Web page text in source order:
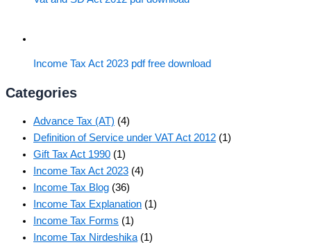
Income Tax Act 2023 pdf free download
Categories
Advance Tax (AT) (4)
Definition of Service under VAT Act 2012 (1)
Gift Tax Act 1990 (1)
Income Tax Act 2023 (4)
Income Tax Blog (36)
Income Tax Explanation (1)
Income Tax Forms (1)
Income Tax Nirdeshika (1)